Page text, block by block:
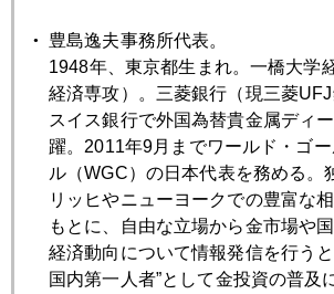
限られた資源、膨張するマネー。この２
応できるか否か。この差は大きい。
2008年
1月 2月 3月 4月
7月 8月 9月 10月
豊島逸夫事務所代表。
1948年、東京都生まれ。一橋大学
経済専攻）。三菱銀行（現三菱UFJ
スイス銀行で外国為替貴金属ディ
躍。2011年9月までワールド・ゴ
ル（WGC）の日本代表を務める。
リッヒやニューヨークでの豊富な
もとに、自由な立場から金市場や
経済動向について情報発信を行う
国内第一人者”として金投資の普及